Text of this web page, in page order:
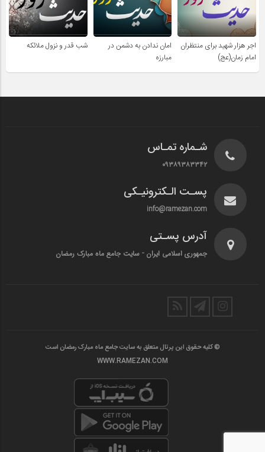
اجر هزار شهید برای منتظران
امام زمان(عج)
امان ندادن به دشمن در
مبارزه
شب قدر و نزول ملائکه
شـماره تمـاس
۰۹۳۸۹۳۸۳۳۴۲
پسـت الـکترونیـکی
info@ramezan.com
آدرس پسـتی
جمهوری اسلامی ایران - سایت جامع ماه مبارک رمضان
© کلیه حقوق این پرتال متعلق به سایت جامع ماه مبارک رمضان است
WWW.RAMEZAN.COM